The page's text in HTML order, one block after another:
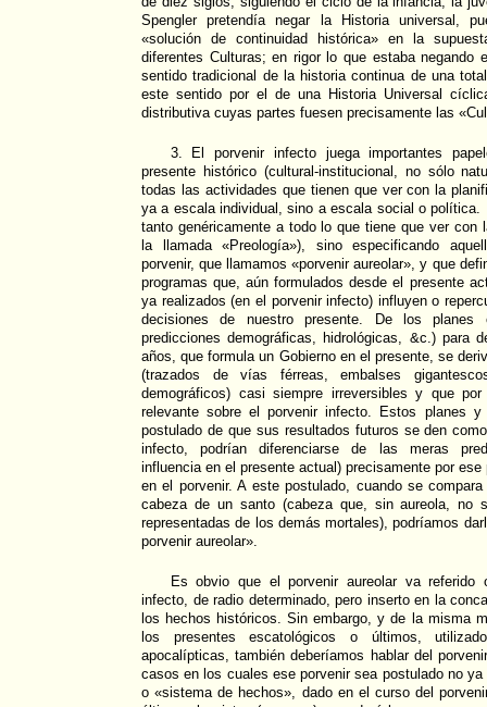
Spengler pretendía negar la Historia universal,
«solución de continuidad histórica» en la
diferentes Culturas; en rigor lo que estaba negando
sentido tradicional de la historia continua de una
este sentido por el de una Historia Universal
distributiva cuyas partes fuesen precisamente las
3. El porvenir infecto juega importantes
presente histórico (cultural-institucional, no sólo
todas las actividades que tienen que ver con la
ya a escala individual, sino a escala social o política.
tanto genéricamente a todo lo que tiene que ver con
la llamada «Preología»), sino especificando
porvenir, que llamamos «porvenir aureolar», y que
programas que, aún formulados desde el presente
ya realizados (en el porvenir infecto) influyen o
decisiones de nuestro presente. De los planes
predicciones demográficas, hidrológicas, &c.) para
años, que formula un Gobierno en el presente, se
(trazados de vías férreas, embalses
demográficos) casi siempre irreversibles y que
relevante sobre el porvenir infecto. Estos planes y
postulado de que sus resultados futuros se den
infecto, podrían diferenciarse de las meras
influencia en el presente actual) precisamente por
en el porvenir. A este postulado, cuando se
cabeza de un santo (cabeza que, sin aureola, no
representadas de los demás mortales), podríamos
porvenir aureolar».
Es obvio que el porvenir aureolar va referido
infecto, de radio determinado, pero inserto en la
los hechos históricos. Sin embargo, y de la misma
los presentes escatológicos o últimos,
apocalípticas, también deberíamos hablar del
casos en los cuales ese porvenir sea postulado no
o «sistema de hechos», dado en el curso del